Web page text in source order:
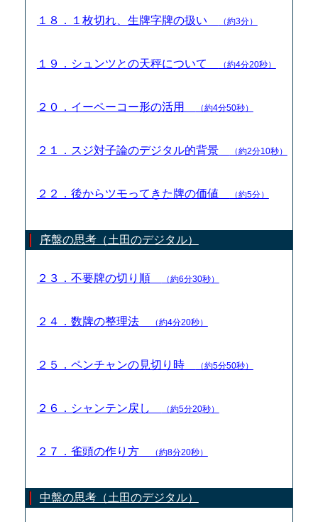
１８．１枚切れ、生牌字牌の扱い （約3分）
１９．シュンツとの天秤について （約4分20秒）
２０．イーペーコー形の活用 （約4分50秒）
２１．スジ対子論のデジタル的背景 （約2分10秒）
２２．後からツモってきた牌の価値 （約5分）
序盤の思考（土田のデジタル）
２３．不要牌の切り順 （約6分30秒）
２４．数牌の整理法 （約4分20秒）
２５．ペンチャンの見切り時 （約5分50秒）
２６．シャンテン戻し （約5分20秒）
２７．雀頭の作り方 （約8分20秒）
中盤の思考（土田のデジタル）